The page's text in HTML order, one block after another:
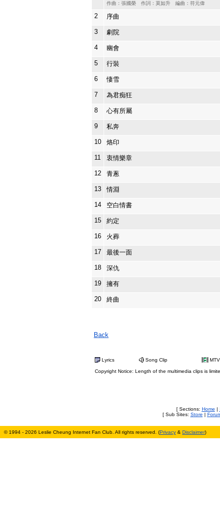
作曲：張國榮 作詞：莫如升 編曲：符元偉
2 序曲
3 劇院
4 幽會
5 行裝
6 悽雪
7 為君痴狂
8 心有所屬
9 私奔
10 烙印
11 衷情樂章
12 青蔥
13 情淵
14 空白情書
15 約定
16 火葬
17 最後一面
18 深仇
19 擁有
20 終曲
Back
Lyrics Song Clip MTV
Copyright Notice: Length of the multimedia clips is
[ Sections: Home |
[ Sub Sites: Store |
© 1994 - 2026 Leslie Cheung Internet Fan Club. All rights reserved. (Privacy & Disclaimer)